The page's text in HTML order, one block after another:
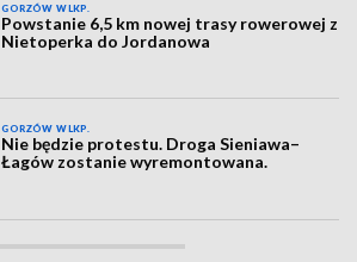
GORZÓW WLKP.
Powstanie 6,5 km nowej trasy rowerowej z
Nietoperka do Jordanowa
GORZÓW WLKP.
Nie będzie protestu. Droga Sieniawa–
Łagów zostanie wyremontowana.